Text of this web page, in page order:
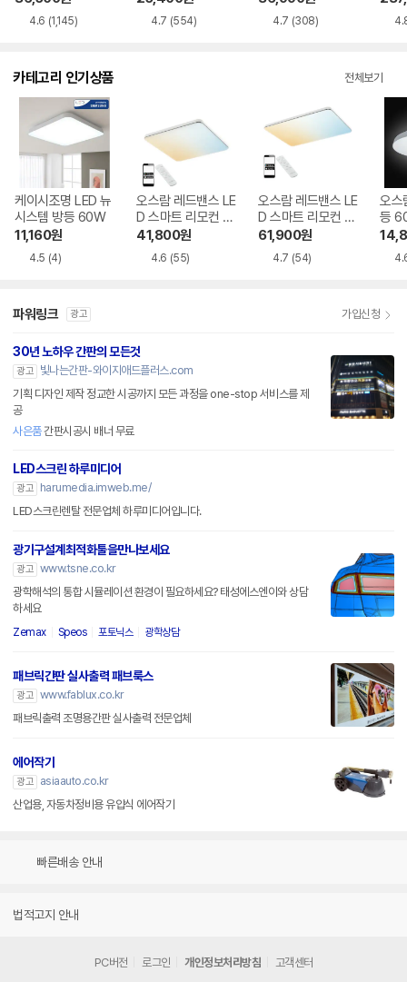
4.6 (1,145) 4.7 (554) 4.7 (308)
카테고리 인기상품 전체보기
케이시조명 LED 뉴
시스템 방등 60W
11,160원
4.5 (4)
오스람 레드밴스 LE
D 스마트 리모컨 와
이파이 정사각 방등
55W
41,800원
4.6 (55)
오스람 레드밴스 LE
D 스마트 리모컨 와
이파이 직사각 방등
70W
61,900원
4.7 (54)
오스
등
파워링크 광고 가입신청
30년 노하우 간판의 모든것
광고
빛나는간판-와이지애드플러스.com
기획 디자인 제작 정교한 시공까지 모든 과정을 one-stop 서비스를 제
공
사은품간판시공시 배너 무료
LED스크린 하루미디어
광고
harumedia.imweb.me/
LED스크린렌탈 전문업체 하루미디어입니다.
광기구설계최적화툴을만나보세요
광고 www.tsne.co.kr
광학해석의 통합 시뮬레이션 환경이 필요하세요? 태성에스엔이와 상담
하세요
Zemax Speos 포토닉스 광학상담
패브릭간판 실사출력 패브룩스
광고 www.fablux.co.kr
패브릭출력 조명용간판 실사출력 전문업체
에어작기
광고
asiaauto.co.kr
산업용, 자동차정비용 유압식 에어작기
빠른배송 안내
법적고지 안내
PC버전 로그인 개인정보처리방침 고객센터